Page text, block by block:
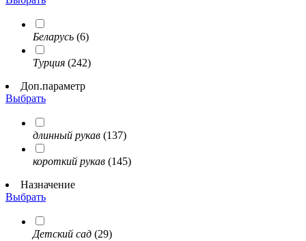
Беларусь (6)
Турция (242)
Доп.параметр
Выбрать
длинный рукав (137)
короткий рукав (145)
Назначение
Выбрать
Детский сад (29)